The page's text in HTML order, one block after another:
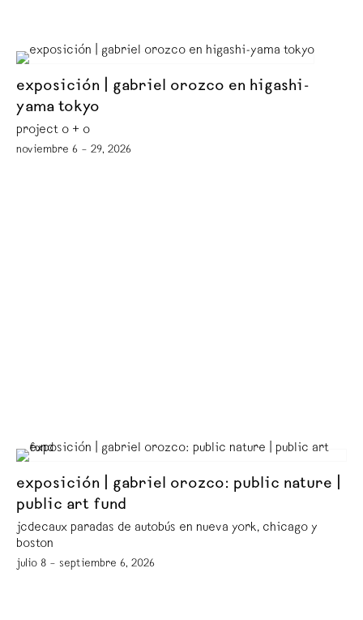
exposición | gabriel orozco en higashi-
yama tokyo
project o + o
noviembre 6 – 29, 2026
exposición | gabriel orozco: public nature |
public art fund
jcdecaux paradas de autobús en nueva york, chicago y
boston
julio 8 – septiembre 6, 2026